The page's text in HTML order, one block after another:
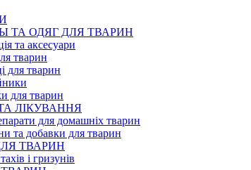
ТА ОДЯГ ДЛЯ ТВАРИН
та аксесуари
тварин
для тварин
для тварин
ЛІКУВАННЯ
для домашніх тварин
та добавки для тварин
ТВАРИН
і гризунів